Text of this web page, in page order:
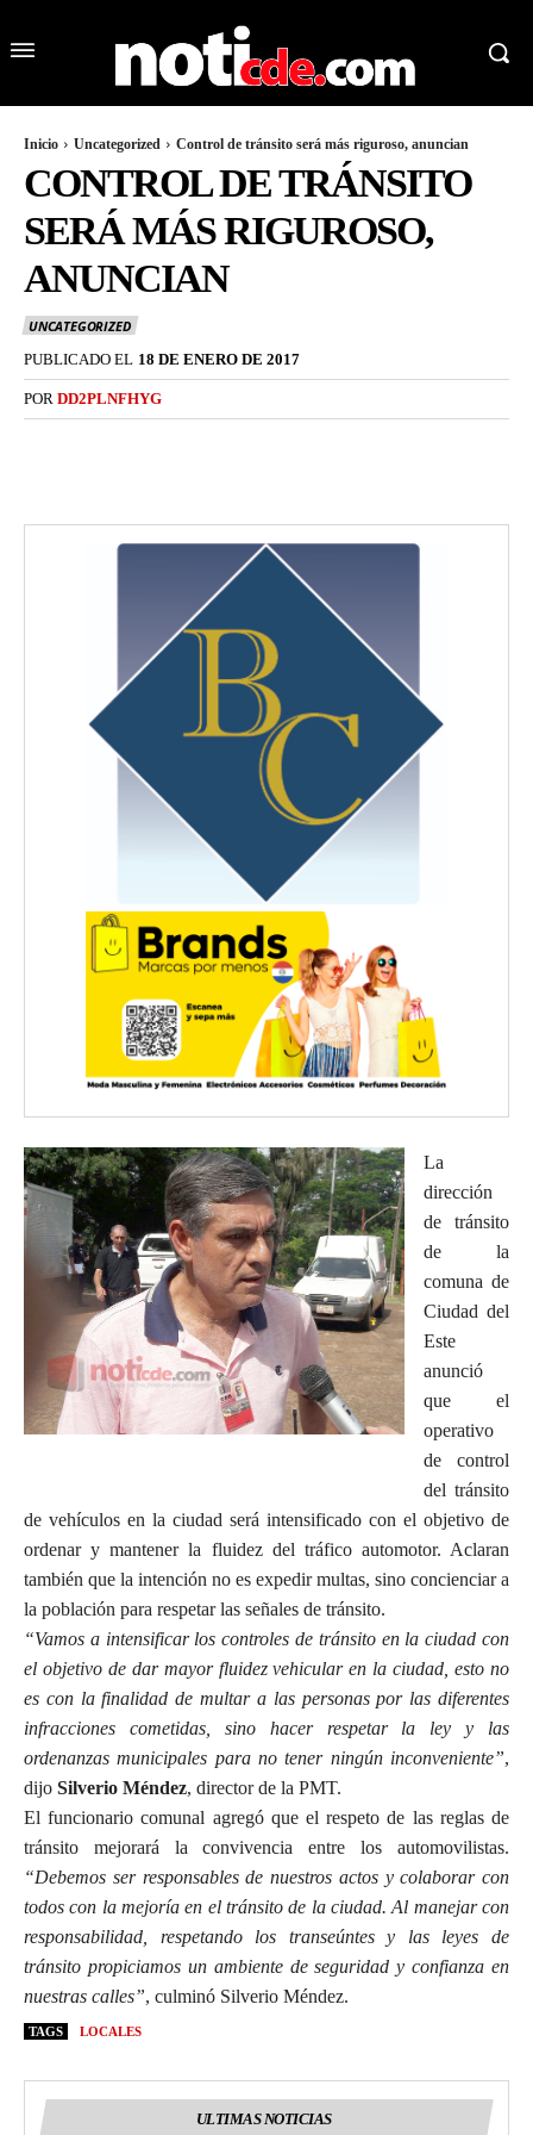
Inicio Uncategorized Control de tránsito será más riguroso, anuncian
CONTROL DE TRÁNSITO
SERÁ MÁS RIGUROSO,
ANUNCIAN
UNCATEGORIZED
PUBLICADO EL 18 DE ENERO DE 2017
POR DD2PLNFHYG
La
dirección
de tránsito
de la
comuna de
Ciudad del
Este
anunció
que el
operativo
de control
del tránsito
de vehículos en la ciudad será intensificado con el objetivo de
ordenar y mantener la fluidez del tráfico automotor. Aclaran
también que la intención no es expedir multas, sino concienciar a
la población para respetar las señales de tránsito.
“Vamos a intensificar los controles de tránsito en la ciudad con
el objetivo de dar mayor fluidez vehicular en la ciudad, esto no
es con la finalidad de multar a las personas por las diferentes
infracciones cometidas, sino hacer respetar la ley y las
ordenanzas municipales para no tener ningún inconveniente”,
dijo Silverio Méndez, director de la PMT.
El funcionario comunal agregó que el respeto de las reglas de
tránsito mejorará la convivencia entre los automovilistas.
“Debemos ser responsables de nuestros actos y colaborar con
todos con la mejoría en el tránsito de la ciudad. Al manejar con
responsabilidad, respetando los transeúntes y las leyes de
tránsito propiciamos un ambiente de seguridad y confianza en
nuestras calles”, culminó Silverio Méndez.
TAGS LOCALES
ULTIMAS NOTICIAS